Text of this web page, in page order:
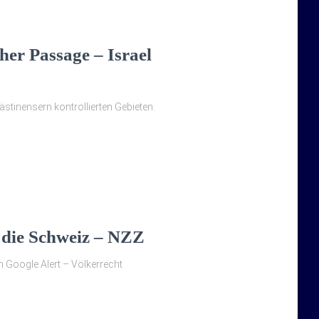
Passage – Israel
kontrollierten Gebieten.
Schweiz – NZZ
Google Alert – Völkerrecht